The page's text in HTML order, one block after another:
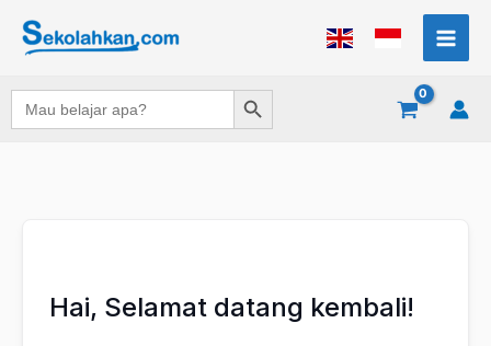
Search
for:
Search Button
Hai, Selamat datang kembali!